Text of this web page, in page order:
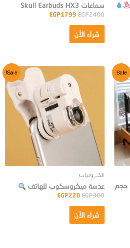
سماعات Skull Earbuds HX3
EGP2400
EGP1799
شراء الأن
Sale!
حجم
Sale!
الكترونيات
عدسة ميكروسكوب للهاتف
EGP300
EGP220
شراء الأن